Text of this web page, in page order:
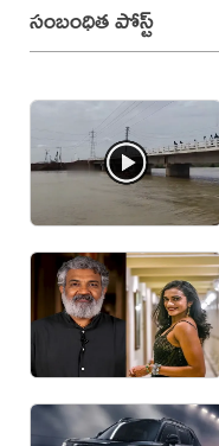
సంబంధిత పోస్ట్